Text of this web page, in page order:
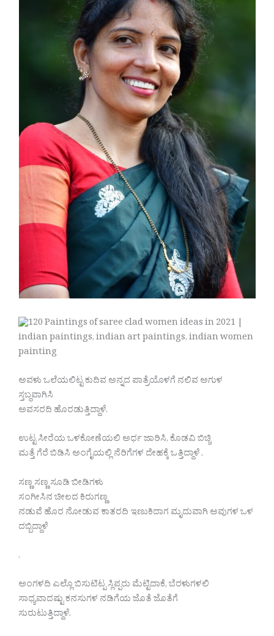
ಅವಳು ಒಲೆಯಲಿಟ್ಟ ಕುದಿವ ಅನ್ನದ ಪಾತ್ರೆಯೊಳಗೆ ನಲಿವ ಅಗುಳ
ಸ್ತಬ್ಧವಾಗಿಸಿ
ಅವಸರದಿ ಹೊರಡುತ್ತಿದ್ದಾಳೆ.
ಉಟ್ಟ ಸೀರೆಯ ಒಳಕೋಣೆಯಲಿ ಅರ್ಧ ಜಾರಿಸಿ, ಕೊಡವಿ ಬಿಚ್ಚಿ
ಮತ್ತೆ ಗೆರೆ ಬಿಡಿಸಿ ಅಂಗೈಯಲ್ಲಿ ನೆರಿಗೆಗಳ ದೇಹಕ್ಕೆ ಒತ್ತಿದ್ದಾಳೆ .
ಸಣ್ಣ ಸಣ್ಣ ಸೂಡಿ ಬೀಡಿಗಳು
ಸಂಗೀಸಿನ ಚೀಲದ ಕಿರುಗಣ್ಣ
ನಡುವೆ ಹೊರ ನೋಡುವ ಕಾತರದಿ ಇಣುಕಿದಾಗ ಮೃದುವಾಗಿ ಅವುಗಳ ಒಳ
ದಬ್ಬಿದ್ದಾಳೆ
.
ಅಂಗಳದಿ ಎಲ್ಲೊ ಬಿಸುಟಿಟ್ಪ ಸ್ಲಿಪ್ಪರು ಮೆಟ್ಟಿದಾಕೆ, ಬೆರಳುಗಳಲಿ
ಸಾಧ್ಯವಾದಷ್ಟು ಕನಸುಗಳ ನಡಿಗೆಯ ಜೊತೆ ಜೊತೆಗೆ
ಸುರುಟುತ್ತಿದ್ದಾಳೆ.